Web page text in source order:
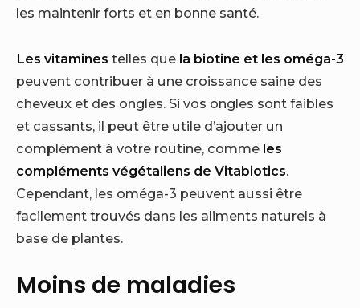
les maintenir forts et en bonne santé.
Les vitamines telles que la biotine et les oméga-3
peuvent contribuer à une croissance saine des
cheveux et des ongles. Si vos ongles sont faibles
et cassants, il peut être utile d’ajouter un
complément à votre routine, comme les
compléments végétaliens de Vitabiotics.
Cependant, les oméga-3 peuvent aussi être
facilement trouvés dans les aliments naturels à
base de plantes.
Moins de maladies